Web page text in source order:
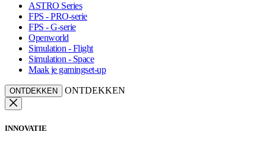
ASTRO Series
FPS - PRO-serie
FPS - G-serie
Openworld
Simulation - Flight
Simulation - Space
Maak je gamingset-up
ONTDEKKEN ONTDEKKEN
INNOVATIE